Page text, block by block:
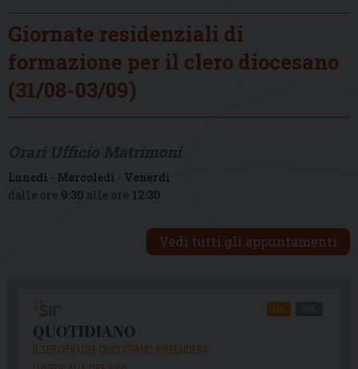
Giornate residenziali di
formazione per il clero diocesano
(31/08-03/09)
Lunedì - Mercoledì - Venerdì
dalle ore 9:30 alle ore 12:30
Vedi tutti gli appuntamenti